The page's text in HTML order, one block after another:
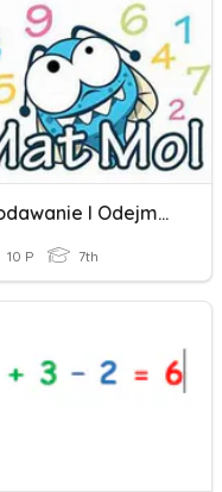
Dodawanie I Odejmowanie W Zakresie 10
10 P 7th